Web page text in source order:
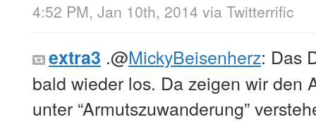
4:52 PM, Jan 10th, 2014 via Twitterrific
extra3 .@MickyBeisenherz: Das
bald wieder los. Da zeigen wir den
unter “Armutszuwanderung”